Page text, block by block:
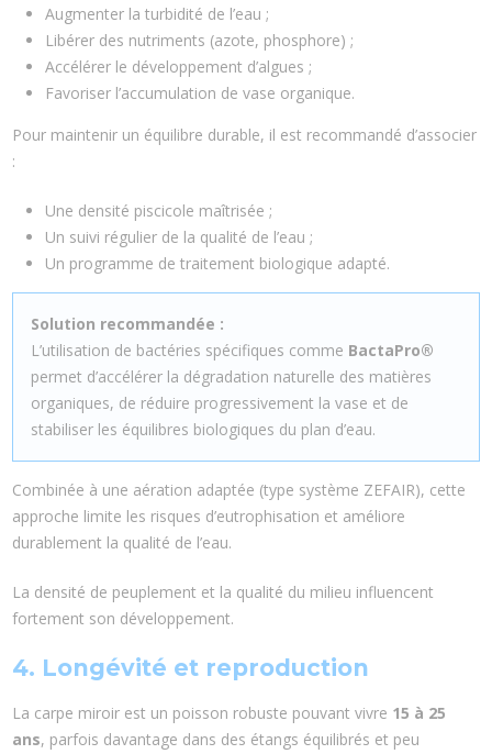
Augmenter la turbidité de l’eau ;
Libérer des nutriments (azote, phosphore) ;
Accélérer le développement d’algues ;
Favoriser l’accumulation de vase organique.
Pour maintenir un équilibre durable, il est recommandé d’associer
:
Une densité piscicole maîtrisée ;
Un suivi régulier de la qualité de l’eau ;
Un programme de traitement biologique adapté.
Solution recommandée :
L’utilisation de bactéries spécifiques comme BactaPro®
permet d’accélérer la dégradation naturelle des matières
organiques, de réduire progressivement la vase et de
stabiliser les équilibres biologiques du plan d’eau.
Combinée à une aération adaptée (type système ZEFAIR), cette
approche limite les risques d’eutrophisation et améliore
durablement la qualité de l’eau.
La densité de peuplement et la qualité du milieu influencent
fortement son développement.
4. Longévité et reproduction
La carpe miroir est un poisson robuste pouvant vivre 15 à 25
ans, parfois davantage dans des étangs équilibrés et peu